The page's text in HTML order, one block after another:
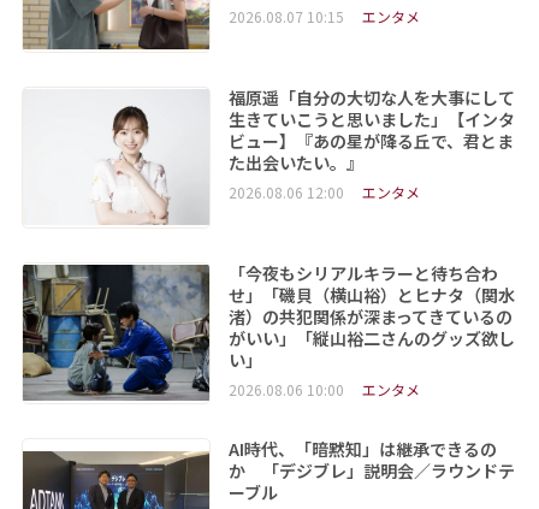
2026.08.07 10:15 エンタメ
福原遥「自分の大切な人を大事にして
生きていこうと思いました」【インタ
ビュー】『あの星が降る丘で、君とま
た出会いたい。』
2026.08.06 12:00 エンタメ
「今夜もシリアルキラーと待ち合わ
せ」「磯貝（横山裕）とヒナタ（関水
渚）の共犯関係が深まってきているの
がいい」「縦山裕二さんのグッズ欲し
い」
2026.08.06 10:00 エンタメ
AI時代、「暗黙知」は継承できるの
か 「デジブレ」説明会／ラウンドテ
ーブル